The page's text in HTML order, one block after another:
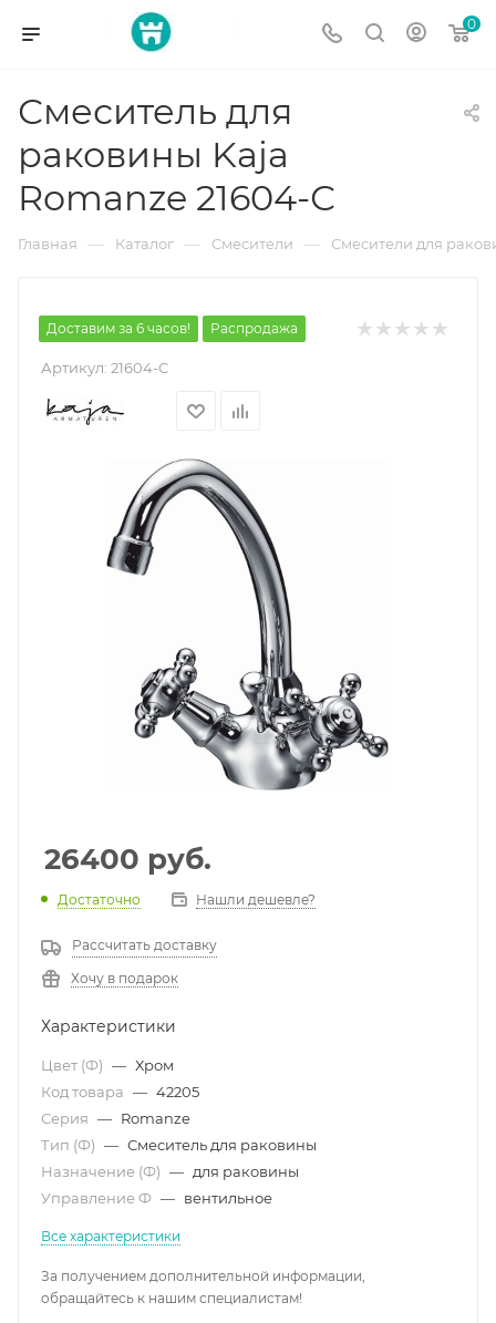
0
Смеситель для
раковины Kaja
Romanze 21604-С
Главная — Каталог — Смесители — Смесители для
Доставим за 6 часов! Распродажа
Артикул: 21604-С
26400 руб.
Достаточно Нашли дешевле?
Рассчитать доставку
Хочу в подарок
Характеристики
Цвет (Ф) — Хром
Код товара — 42205
Серия — Romanze
Тип (Ф) — Смеситель для раковины
Назначение (Ф) — для раковины
Управление Ф — вентильное
Все характеристики
За получением дополнительной информации,
обращайтесь к нашим специалистам!